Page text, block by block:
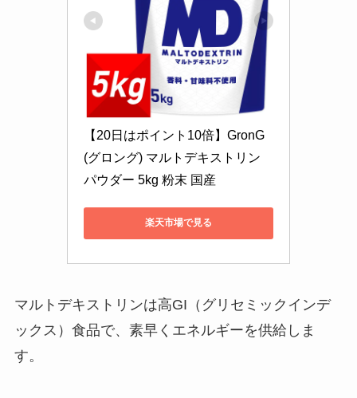
【20日はポイント10倍】GronG
(グロング) マルトデキストリン
パウダー 5kg 粉末 国産
楽天市場で見る
マルトデキストリンは高GI（グリセミックインデ
ックス）食品で、素早くエネルギーを供給しま
す。